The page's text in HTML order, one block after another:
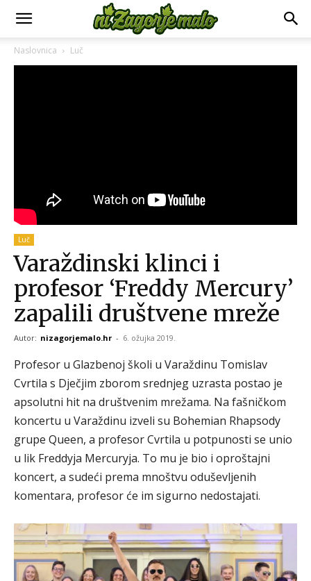
Naslovnica Luč
Luč
Varaždinski klinci i
profesor ‘Freddy Mercury’
zapalili društvene mreže
Autor: nizagorjemalo.hr - 6. ožujka 2019.
Profesor u Glazbenoj školi u Varaždinu Tomislav
Cvrtila s Dječjim zborom srednjeg uzrasta postao je
apsolutni hit na društvenim mrežama. Na fašničkom
koncertu u Varaždinu izveli su Bohemian Rhapsody
grupe Queen, a profesor Cvrtila u potpunosti se unio
u lik Freddyja Mercuryja. To mu je bio i oproštajni
koncert, a sudeći prema mnoštvu oduševljenih
komentara, profesor će im sigurno nedostajati.